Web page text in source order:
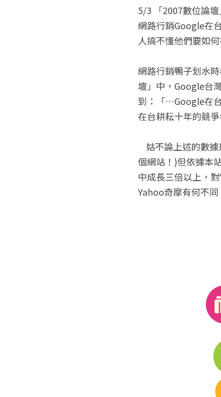
5/3 「2007數位論
網路行銷Google在
人搞不懂他們要如
網路行銷鴨子划水
壇」中，Google台
到：「…Google在
在台耕耘十年的競
個網站！)但依據本
中成長三倍以上，
Yahoo奇摩有何不